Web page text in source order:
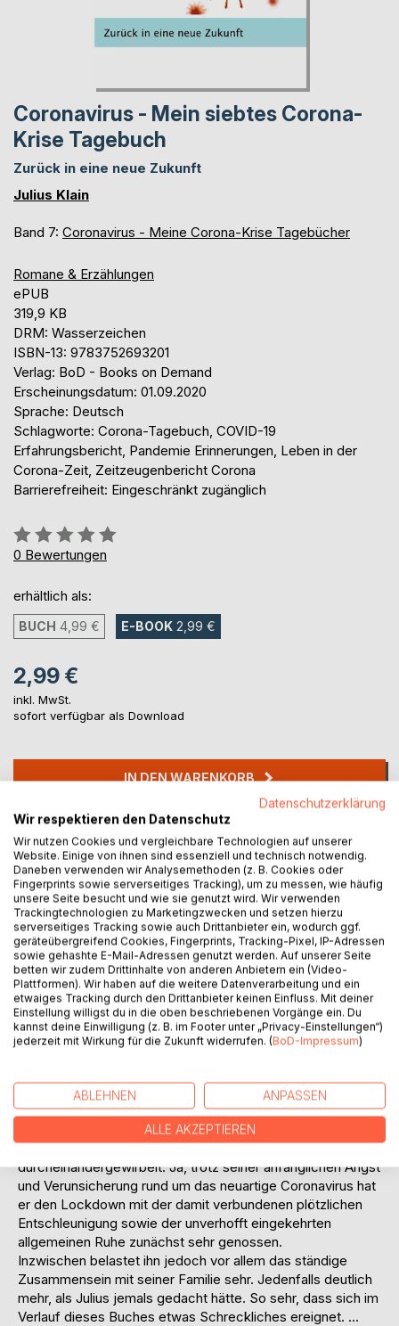
Coronavirus - Mein siebtes Corona-
Krise Tagebuch
Zurück in eine neue Zukunft
Julius Klain
Band 7: Coronavirus - Meine Corona-Krise Tagebücher
Romane & Erzählungen
ePUB
319,9 KB
DRM: Wasserzeichen
ISBN-13: 9783752693201
Verlag: BoD - Books on Demand
Erscheinungsdatum: 01.09.2020
Sprache: Deutsch
Schlagworte: Corona-Tagebuch, COVID-19
Erfahrungsbericht, Pandemie Erinnerungen, Leben in der
Corona-Zeit, Zeitzeugenbericht Corona
Barrierefreiheit: Eingeschränkt zugänglich
Bewertung::
0%
0 Bewertungen
erhältlich als:
BUCH 4,99 € E-BOOK 2,99 €
2,99 €
inkl. MwSt.
sofort verfügbar als Download
IN DEN WARENKORB
Auf die Merkliste
Titel bewerten
BESCHREIBUNG
Julius Klain ist mit seiner Tagebuchreihe inzwischen im Mai
All die bisherigen einschneidenden Veränderungen durch
diese Pandemie haben nicht nur Einfluss auf die gesamte
Gesellschaft gehabt, sondern haben auch Julius stark
betroffen und sein Leben ordentlich
durcheinandergewirbelt. Ja, trotz seiner anfänglichen Angst
und Verunsicherung rund um das neuartige Coronavirus hat
er den Lockdown mit der damit verbundenen plötzlichen
Entschleunigung sowie der unverhofft eingekehrten
allgemeinen Ruhe zunächst sehr genossen.
Inzwischen belastet ihn jedoch vor allem das ständige
Zusammensein mit seiner Familie sehr. Jedenfalls deutlich
mehr, als Julius jemals gedacht hätte. So sehr, dass sich im
Verlauf dieses Buches etwas Schreckliches ereignet. ...
Datenschutzerklärung
Wir respektieren den Datenschutz
Wir nutzen Cookies und vergleichbare Technologien auf unserer
Website. Einige von ihnen sind essenziell und technisch notwendig.
Daneben verwenden wir Analysemethoden (z. B. Cookies oder
Fingerprints sowie serverseitiges Tracking), um zu messen, wie häufig
unsere Seite besucht und wie sie genutzt wird. Wir verwenden
Trackingtechnologien zu Marketingzwecken und setzen hierzu
serverseitiges Tracking sowie auch Drittanbieter ein, wodurch ggf.
geräteübergreifend Cookies, Fingerprints, Tracking-Pixel, IP-Adressen
sowie gehashte E-Mail-Adressen genutzt werden. Auf unserer Seite
betten wir zudem Drittinhalte von anderen Anbietern ein (Video-
Plattformen). Wir haben auf die weitere Datenverarbeitung und ein
etwaiges Tracking durch den Drittanbieter keinen Einfluss. Mit deiner
Einstellung willigst du in die oben beschriebenen Vorgänge ein. Du
kannst deine Einwilligung (z. B. im Footer unter „Privacy-Einstellungen“)
jederzeit mit Wirkung für die Zukunft widerrufen. (BoD-Impressum)
ABLEHNEN ANPASSEN
ALLE AKZEPTIEREN